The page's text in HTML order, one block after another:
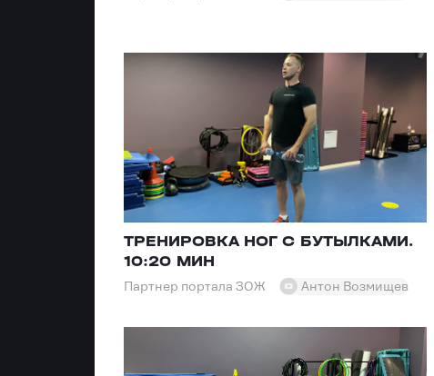
ТРЕНИРОВКА НОГ С БУТЫЛКАМИ.
10:20 МИН
Партнер портала ЗОЖ Антон Возмищев